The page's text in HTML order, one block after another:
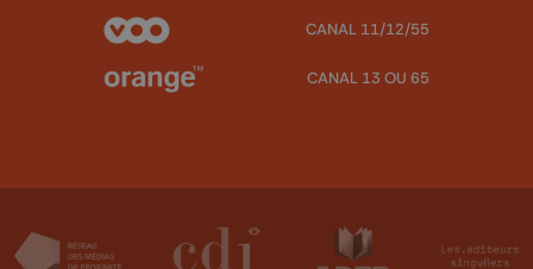
CANAL 11/12/55
CANAL 13 OU 65